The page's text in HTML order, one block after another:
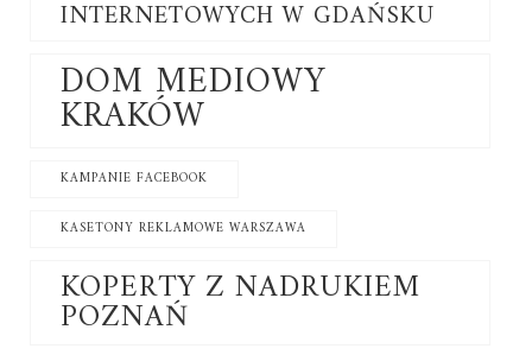
INTERNETOWYCH W GDAŃSKU
DOM MEDIOWY
KRAKÓW
KAMPANIE FACEBOOK
KASETONY REKLAMOWE WARSZAWA
KOPERTY Z NADRUKIEM
POZNAŃ